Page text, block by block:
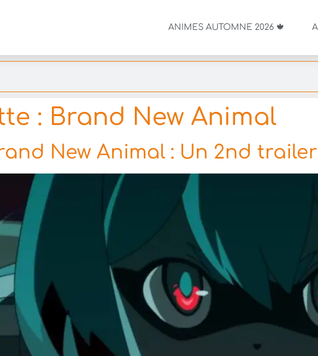
ANIMES AUTOMNE 2026 🍁
: Brand New Animal
New Animal : Un 2nd